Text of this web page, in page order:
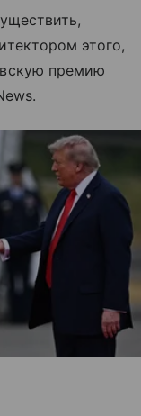
этого,
премию